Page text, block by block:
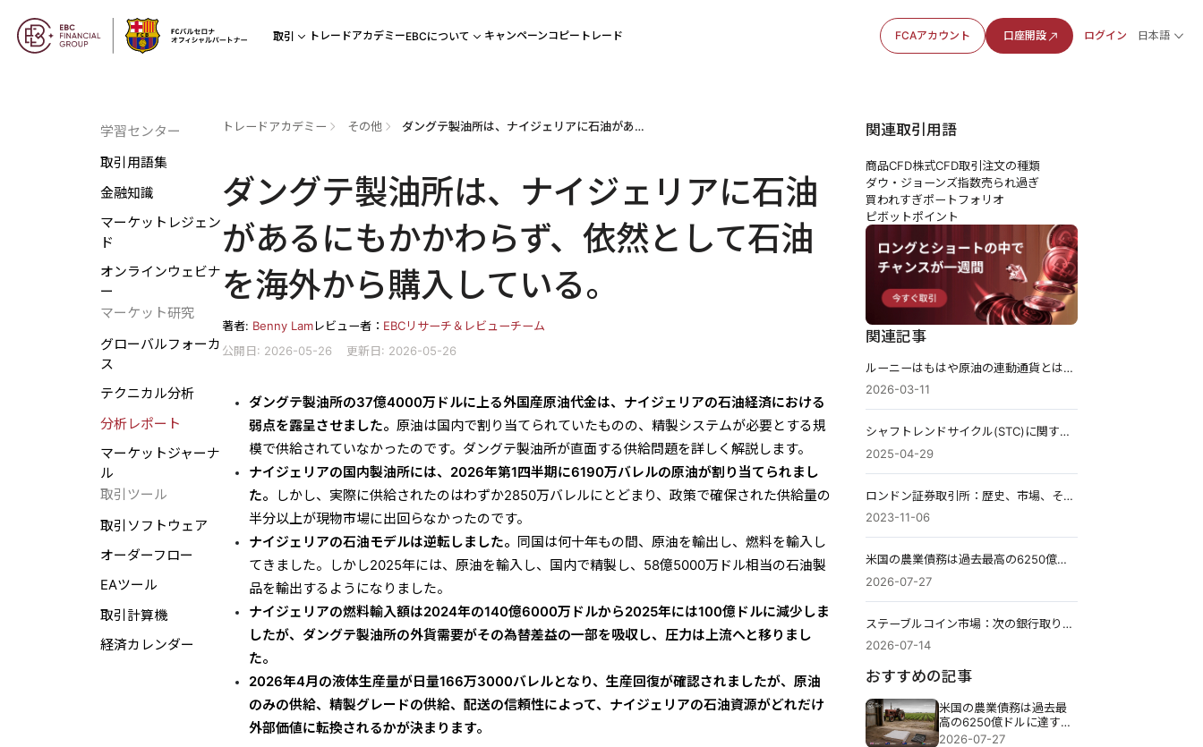
取引 トレードアカデミーEBCについて キャンペーンコピートレード FCAアカウント 口座開設 ログイン 日本語
学習センター
取引用語集
金融知識
マーケットレジェン
ド
オンラインウェビナ
ー
マーケット研究
グローバルフォーカ
ス
テクニカル分析
分析レポート
マーケットジャーナ
ル
取引ツール
取引ソフトウェア
オーダーフロー
EAツール
取引計算機
経済カレンダー
トレードアカデミー その他 ダングテ製油所は、ナイジェリアに石油があるにもかかわらず、依然として石油を海外から購入している。
ダングテ製油所は、ナイジェリアに石油
があるにもかかわらず、依然として石油
を海外から購入している。
著者: Benny Lamレビュー者： EBCリサーチ＆レビューチーム
公開日: 2026-05-26
更新日: 2026-05-26
ダングテ製油所の37億4000万ドルに上る外国産原油代金は、ナイジェリアの石油経済における
弱点を露呈させました。原油は国内で割り当てられていたものの、精製システムが必要とする規
模で供給されていなかったのです。ダングテ製油所が直面する供給問題を詳しく解説します。
ナイジェリアの国内製油所には、2026年第1四半期に6190万バレルの原油が割り当てられまし
た。
しかし、実際に供給されたのはわずか2850万バレルにとどまり、政策で確保された供給量の
半分以上が現物市場に出回らなかったのです。
ナイジェリアの石油モデルは逆転しました。
同国は何十年もの間、原油を輸出し、燃料を輸入し
てきました。しかし2025年には、原油を輸入し、国内で精製し、58億5000万ドル相当の石油製
品を輸出するようになりました。
ナイジェリアの燃料輸入額は2024年の140億6000万ドルから2025年には100億ドルに減少しま
したが、ダングテ製油所の外貨需要がその為替差益の一部を吸収し、圧力は上流へと移りまし
た。
2026年4月の液体生産量が日量166万3000バレルとなり、生産回復が確認されましたが、原油
のみの供給、精製グレードの供給、配送の信頼性によって、ナイジェリアの石油資源がどれだけ
外部価値に転換されるかが決まります。
関連取引用語
商品CFD株式CFD取引注文の種類
ダウ・ジョーンズ指数売られ過ぎ
買われすぎポートフォリオ
ピボットポイント
関連記事
ルーニーはもはや原油の連動通貨とはほとんど言えない
2026-03-11
シャフトレンドサイクル(STC)に関する誤解を解く
2025-04-29
ロンドン証券取引所：歴史、市場、そして2026年の展望を解説します
2023-11-06
米国の農業債務は過去最高の6250億ドルに達する見込み。破産件数は46％増加。
2026-07-27
ステーブルコイン市場：次の銀行取り付け騒ぎは仮想通貨ウォレットから始まり、米国債市場で終わる。
2026-07-14
おすすめの記事
米国の農業債務は過去最
高の6250億ドルに達する
見込み。破産件数は46％
2026-07-27